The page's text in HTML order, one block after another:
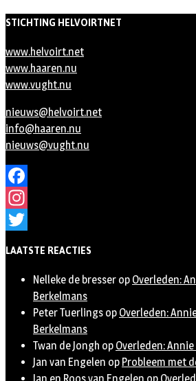
STICHTING HELVOIRTNET
www.helvoirt.net
www.haaren.nu
www.vught.nu
nieuws@helvoirt.net
info@haaren.nu
nieuws@vught.nu
Facebook
Instagram
LAATSTE REACTIES
Nelleke de bresser op Overleden:
Berkelmans
Peter Tuerlings op Overleden:
Berkelmans
Twan de Jongh op Overleden:
Jan van Engelen op Probleem met